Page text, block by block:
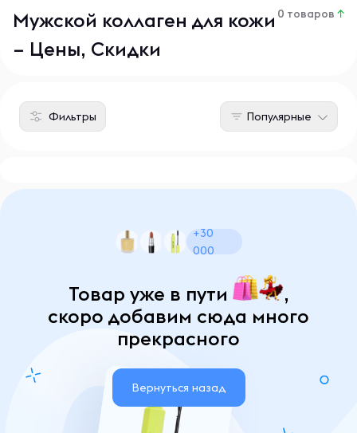
Мужской коллаген для кожи
– Цены, Скидки
0 товаров ↑
Фильтры Популярные
+30
000
Товар уже в пути
,
скоро добавим сюда много
прекрасного
Вернуться назад